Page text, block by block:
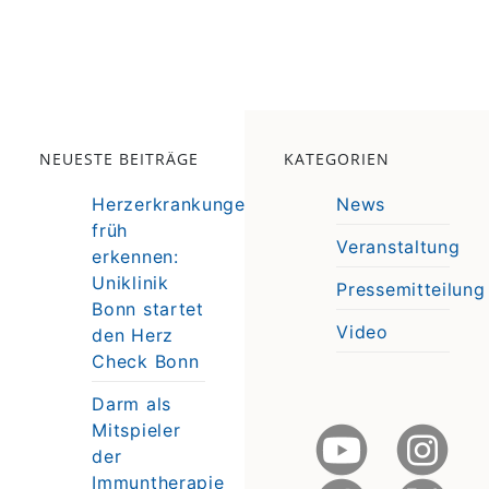
NEUESTE BEITRÄGE
Herzerkrankungen
früh
erkennen:
Uniklinik
Bonn startet
den Herz
Check Bonn
Darm als
Mitspieler
der
Immuntherapie
KATEGORIEN
News
Veranstaltung
Pressemitteilung
Video